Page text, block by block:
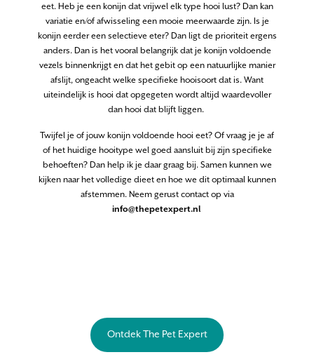
eet. Heb je een konijn dat vrijwel elk type hooi lust? Dan kan
variatie en/of afwisseling een mooie meerwaarde zijn. Is je
konijn eerder een selectieve eter? Dan ligt de prioriteit ergens
anders. Dan is het vooral belangrijk dat je konijn voldoende
vezels binnenkrijgt en dat het gebit op een natuurlijke manier
afslijt, ongeacht welke specifieke hooisoort dat is. Want
uiteindelijk is hooi dat opgegeten wordt altijd waardevoller
dan hooi dat blijft liggen.
Twijfel je of jouw konijn voldoende hooi eet? Of vraag je je af
of het huidige hooitype wel goed aansluit bij zijn specifieke
behoeften? Dan help ik je daar graag bij. Samen kunnen we
kijken naar het volledige dieet en hoe we dit optimaal kunnen
afstemmen. Neem gerust contact op via
info@thepetexpert.nl
Ontdek The Pet Expert